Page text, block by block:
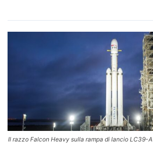
Il razzo Falcon Heavy sulla rampa di lancio LC39-